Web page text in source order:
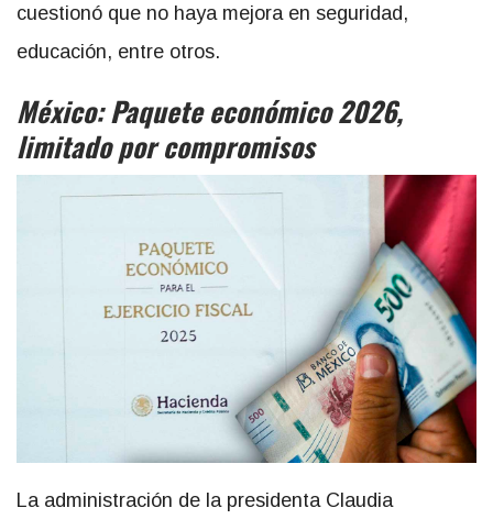
cuestionó que no haya mejora en seguridad,
educación, entre otros.
México: Paquete económico 2026,
limitado por compromisos
La administración de la presidenta Claudia